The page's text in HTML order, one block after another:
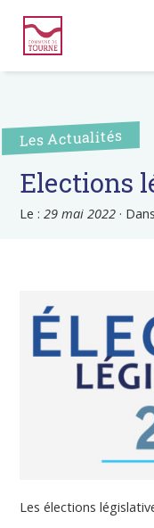
Les Actualités
Elections
Le :29 mai 2022 ·
Les élections